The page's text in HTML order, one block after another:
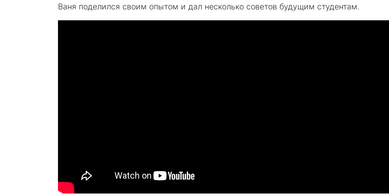
Ваня поделился своим опытом и дал несколько советов будущим студентам.